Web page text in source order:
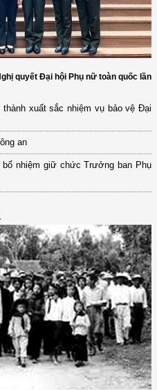
quyết Đại hội Phụ nữ toàn quốc lần
xuất sắc nhiệm vụ bảo vệ Đại
an
nhiệm giữ chức Trưởng ban Phụ